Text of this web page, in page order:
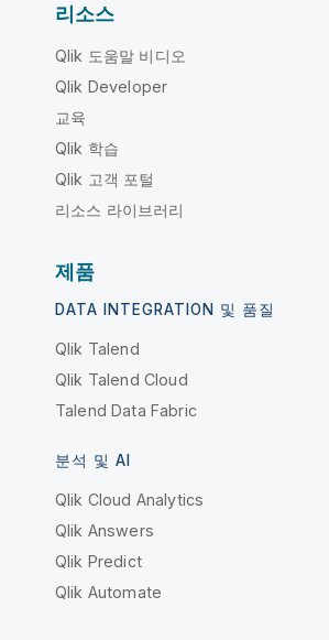
리소스
Qlik 도움말 비디오
Qlik Developer
교육
Qlik 학습
Qlik 고객 포털
리소스 라이브러리
제품
DATA INTEGRATION 및 품질
Qlik Talend
Qlik Talend Cloud
Talend Data Fabric
분석 및 AI
Qlik Cloud Analytics
Qlik Answers
Qlik Predict
Qlik Automate